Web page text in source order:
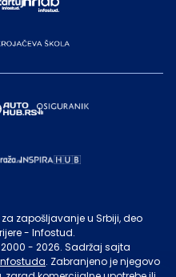
zapošljavanje u Srbiji, deo
- Infostud.
2000 - 2026. Sadržaj sajta
. Zabranjeno je njegovo